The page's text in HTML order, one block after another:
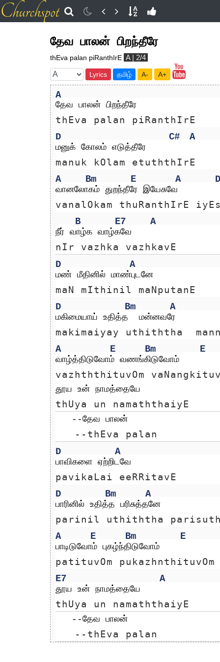
தேவ பாலன் பிறந்தீரே
thEva palan piRanthIrE A | 2/4
Lyrics தமிழ் A- A+
A
தேவ பாலன் பிறந்தீரே
thEva palan piRanthIrE
D
C# A
மனுக் கோலம் எடுத்தீரே
manuk kOlam etuththIrE
A
Bm E A D
வானலோகம் துறந்தீரே இயேசுவே
vanalOkam thuRanthIrE
B
E7 A
நீர் வாழ்க வாழ்கவே
nIr vazhka vazhkavE
D
A
மண் மீதினில் மாண்புடனே
maN mIthinil maNputanE
D
Bm A
மகிமையாய் உதித்த  மன்னவரே
makimaiyay uthiththa
A
E Bm E
வாழ்த்திடுவோம் வணங்கிடுவோம்
vazhththituvOm
தூய உன் நாமத்தையே
thUya un namaththaiyE
   --தேவ பாலன்
   --thEva palan
D
A
பாவிகளை ஏற்றிடவே
pavikaLai eeRRitavE
D
Bm A
பாரினில் உதித்த பரிசுத்தனே
parinil uthiththa
A
E Bm E
பாடிடுவோம் புகழ்ந்திடுவோம்
patituvOm pukazhnthituvOm
E7
A
தூய உன் நாமத்தையே
thUya un namaththaiyE
   --தேவ பாலன்
   --thEva palan